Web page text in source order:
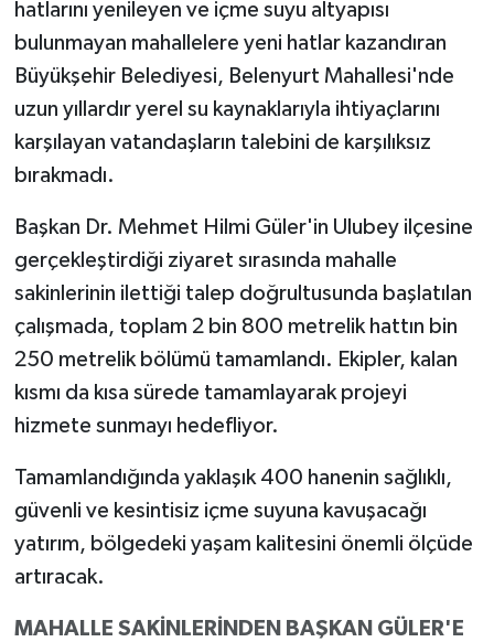
hatlarını yenileyen ve içme suyu altyapısı
bulunmayan mahallelere yeni hatlar kazandıran
Büyükşehir Belediyesi, Belenyurt Mahallesi'nde
uzun yıllardır yerel su kaynaklarıyla ihtiyaçlarını
karşılayan vatandaşların talebini de karşılıksız
bırakmadı.
Başkan Dr. Mehmet Hilmi Güler'in Ulubey ilçesine
gerçekleştirdiği ziyaret sırasında mahalle
sakinlerinin ilettiği talep doğrultusunda başlatılan
çalışmada, toplam 2 bin 800 metrelik hattın bin
250 metrelik bölümü tamamlandı. Ekipler, kalan
kısmı da kısa sürede tamamlayarak projeyi
hizmete sunmayı hedefliyor.
Tamamlandığında yaklaşık 400 hanenin sağlıklı,
güvenli ve kesintisiz içme suyuna kavuşacağı
yatırım, bölgedeki yaşam kalitesini önemli ölçüde
artıracak.
MAHALLE SAKİNLERİNDEN BAŞKAN GÜLER'E